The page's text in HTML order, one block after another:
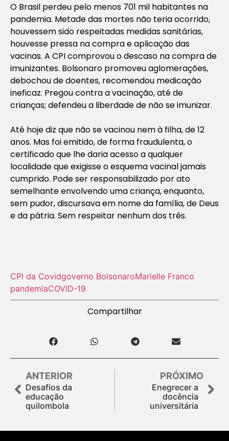
O Brasil perdeu pelo menos 701 mil habitantes na
pandemia. Metade das mortes não teria ocorrido,
houvessem sido respeitadas medidas sanitárias,
houvesse pressa na compra e aplicação das
vacinas. A CPI comprovou o descaso na compra de
imunizantes. Bolsonaro promoveu aglomerações,
debochou de doentes, recomendou medicação
ineficaz. Pregou contra a vacinação, até de
crianças; defendeu a liberdade de não se imunizar.
Até hoje diz que não se vacinou nem à filha, de 12
anos. Mas foi emitido, de forma fraudulenta, o
certificado que lhe daria acesso a qualquer
localidade que exigisse o esquema vacinal jamais
cumprido. Pode ser responsabilizado por ato
semelhante envolvendo uma criança, enquanto,
sem pudor, discursava em nome da família, de Deus
e da pátria. Sem respeitar nenhum dos três.
CPI da Covidgoverno BolsonaroMarielle Franco
pandemiaCOVID-19
Compartilhar
ANTERIOR
Desafios da
educação
quilombola
PRÓXIMO
Enegrecer a
docência
universitária